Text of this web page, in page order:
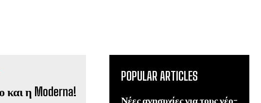
POPULAR ARTICLES
Νέες ανησυχίες για τους νέο-